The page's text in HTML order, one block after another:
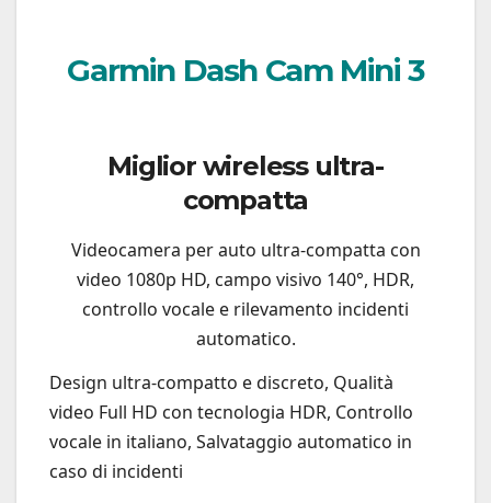
Garmin Dash Cam Mini 3
Miglior wireless ultra-
compatta
Videocamera per auto ultra-compatta con
video 1080p HD, campo visivo 140°, HDR,
controllo vocale e rilevamento incidenti
automatico.
Design ultra-compatto e discreto, Qualità
video Full HD con tecnologia HDR, Controllo
vocale in italiano, Salvataggio automatico in
caso di incidenti